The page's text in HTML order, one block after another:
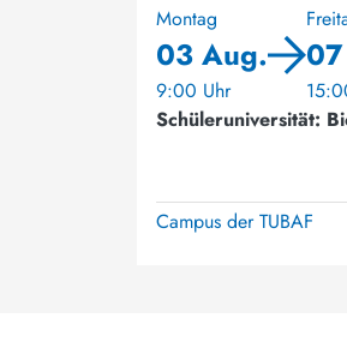
Montag
03 Aug.
9:00 Uhr
Schüleruniversität:
Campus der TUBAF